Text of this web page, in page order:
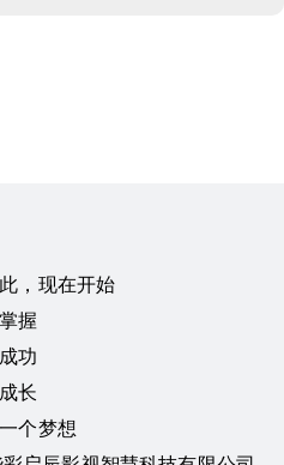
，现在开始
握
功
长
个梦想